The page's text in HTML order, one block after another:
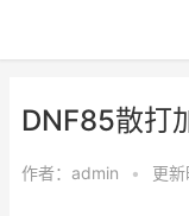
DNF85散打
作者： admin • 更